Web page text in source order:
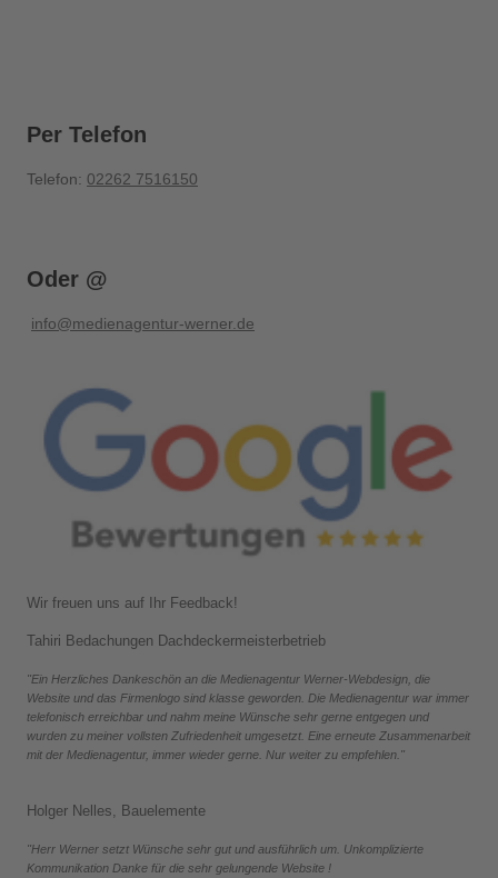
Per Telefon
Telefon: 02262 7516150
Oder @
info@medienagentur-werner.de
Wir freuen uns auf Ihr Feedback!
Tahiri Bedachungen Dachdeckermeisterbetrieb
"Ein Herzliches Dankeschön an die Medienagentur Werner-Webdesign, die
Website und das Firmenlogo sind klasse geworden. Die Medienagentur war immer
telefonisch erreichbar und nahm meine Wünsche sehr gerne entgegen und
wurden zu meiner vollsten Zufriedenheit umgesetzt. Eine erneute Zusammenarbeit
mit der Medienagentur, immer wieder gerne. Nur weiter zu empfehlen."
Holger Nelles, Bauelemente
"Herr Werner setzt Wünsche sehr gut und ausführlich um. Unkomplizierte
Kommunikation Danke für die sehr gelungende Website !